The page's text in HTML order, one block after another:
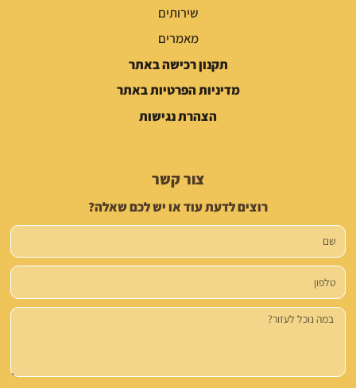
שירותים
מאמרים
תקנון רכישה באתר
מדיניות הפרטיות באתר
הצהרת נגישות
צור קשר
רוצים לדעת עוד או יש לכם שאלה?
שם
טלפון
הודעה